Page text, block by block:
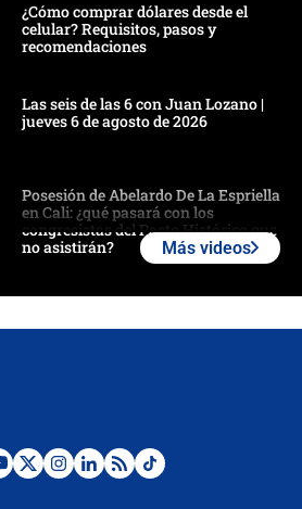
¿Cómo comprar dólares desde el
celular? Requisitos, pasos y
recomendaciones
Las seis de las 6 con Juan Lozano |
jueves 6 de agosto de 2026
Posesión de Abelardo De La Espriella
en Cali: ¿qué pasará con los
congresistas del Pacto Histórico que
no asistirán?
¿Por qué De la Espriella gobernará
Más videos